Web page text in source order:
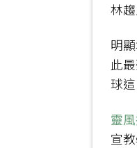
林
明
此
球
靈
宣